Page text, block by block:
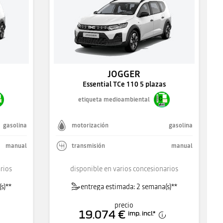
gasolina
manual
JOGGER
Essential TCe 110 5 plazas
etiqueta medioambiental
motorización gasolina
transmisión manual
disponible en varios concesionarios
entrega estimada: 2 semana(s)**
precio
19.074 € imp. incl.*